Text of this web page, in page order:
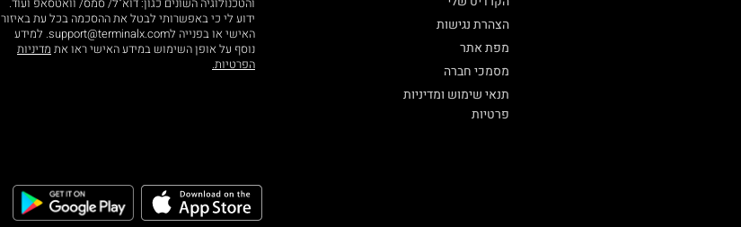
ידוע לי כי באפשרותי לבטל את ההסכמה בכל עת באיזור
האישי או בפנייה לsupport@terminalx.com. למידע
נוסף על אופן השימוש במידע האישי ראו את מדיניות
הפרטיות.
הצהרת נגישות
מפת אתר
מסמכי חברה
תנאי שימוש ומדיניות
פרטיות